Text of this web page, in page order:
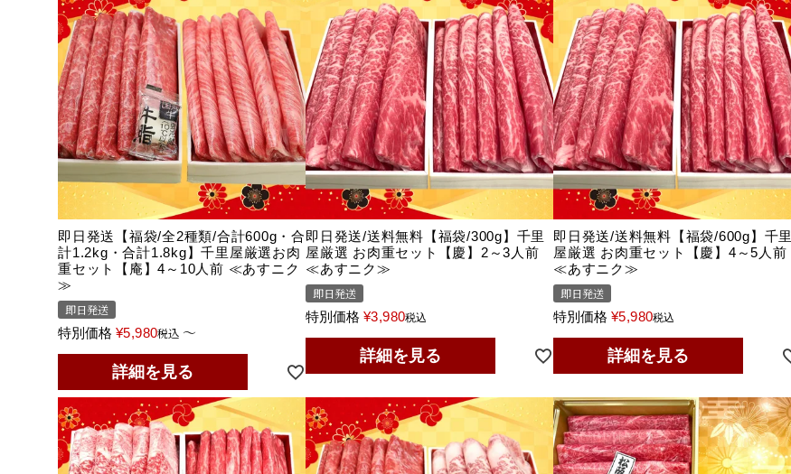
即日発送【福袋/全2種類/合計600g・合
計1.2kg・合計1.8kg】千里屋厳選お肉
重セット【庵】4～10人前 ≪あすニク
≫
即日発送
特別価格 ¥5,980税込 〜
詳細を見る
即日発送/送料無料【福袋/300g】千里
屋厳選 お肉重セット【慶】2～3人前
≪あすニク≫
即日発送
特別価格 ¥3,980税込
詳細を見る
即日発送/送料無料【福袋/600g】千里
屋厳選 お肉重セット【慶】4～5人前
≪あすニク≫
即日発送
特別価格 ¥5,980税込
詳細を見る